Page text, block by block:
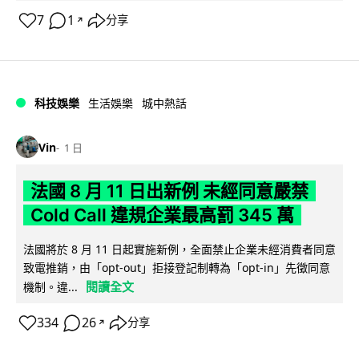
7 1 ↗ 分享
科技娛樂 生活娛樂 城中熱話
Vin 1 日
法國 8 月 11 日出新例 未經同意嚴禁
Cold Call 違規企業最高罰 345 萬
法國將於 8 月 11 日起實施新例，全面禁止企業未經消費者同意
致電推銷，由「opt-out」拒接登記制轉為「opt-in」先徵同意
機制。違...
閱讀全文
334 26 ↗ 分享